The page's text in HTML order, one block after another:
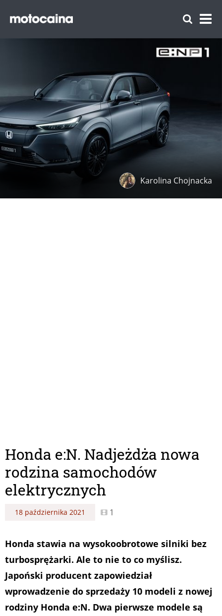
Karolina Chojnacka
Honda e:N. Nadjeżdża nowa
rodzina samochodów
elektrycznych
18 października 2021 1
Honda stawia na wysokoobrotowe silniki bez
turbosprężarki. Ale to nie to co myślisz.
Japoński producent zapowiedział
wprowadzenie do sprzedaży 10 modeli z nowej
rodziny Honda e:N. Dwa pierwsze modele są